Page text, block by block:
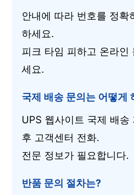
안내에 따라 번호를 정확
하세요.
피크 타임 피하고 온라인
세요.
국제 배송 문의는 어떻게
UPS 웹사이트 국제 배송
후 고객센터 전화.
전문 정보가 필요합니다.
반품 문의 절차는?